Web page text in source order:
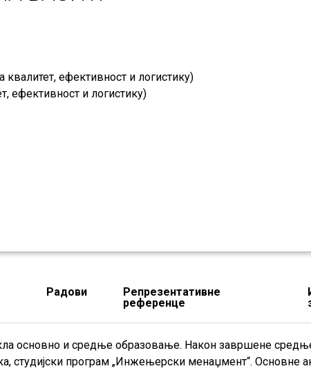
квалитет, ефективност и логистику)
ефективност и логистику)
Радови
Репрезентативне
референце
основно и средње образовање. Након завршене
студијски програм „Инжењерски менаџмент“. Основне